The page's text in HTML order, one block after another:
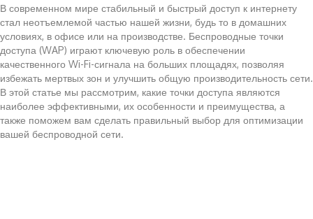
В современном мире стабильный и быстрый доступ к интернету
стал неотъемлемой частью нашей жизни, будь то в домашних
условиях, в офисе или на производстве. Беспроводные точки
доступа (WAP) играют ключевую роль в обеспечении
качественного Wi-Fi-сигнала на больших площадях, позволяя
избежать мертвых зон и улучшить общую производительность сети.
В этой статье мы рассмотрим, какие точки доступа являются
наиболее эффективными, их особенности и преимущества, а
также поможем вам сделать правильный выбор для оптимизации
вашей беспроводной сети.